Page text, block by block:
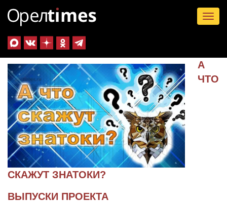
А
ЧТО
СКАЖУТ ЗНАТОКИ?
ВЫПУСКИ ПРОЕКТА